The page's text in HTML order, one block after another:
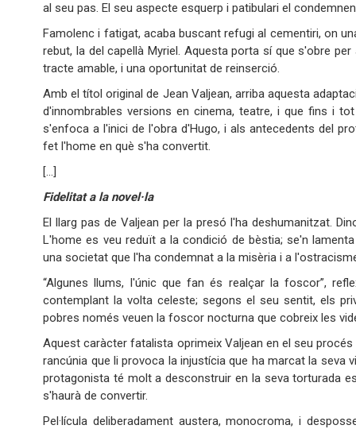
al seu pas. El seu aspecte esquerp i patibulari el
Famolenc i fatigat, acaba buscant refugi al cementiri, on
rebut, la del capellà Myriel. Aquesta porta sí que s'obre
tracte amable, i una oportunitat de reinserció.
Amb el títol original de Jean Valjean, arriba aquesta
d'innombrables versions en cinema, teatre, i que fins i
s'enfoca a l'inici de l'obra d'Hugo, i als antecedents del
fet l'home en què s'ha convertit.
[…]
Fidelitat a la novel·la
El llarg pas de Valjean per la presó l'ha deshumanitzat.
L'home es veu reduït a la condició de bèstia; se'n
una societat que l'ha condemnat a la misèria i a
“Algunes llums, l'únic que fan és realçar la foscor”,
contemplant la volta celeste; segons el seu sentit, els
pobres només veuen la foscor nocturna que cobreix les
Aquest caràcter fatalista oprimeix Valjean en el seu
rancúnia que li provoca la injustícia que ha marcat la seva
protagonista té molt a desconstruir en la seva torturada
s'haurà de convertir.
Pel·lícula deliberadament austera, monocroma, i